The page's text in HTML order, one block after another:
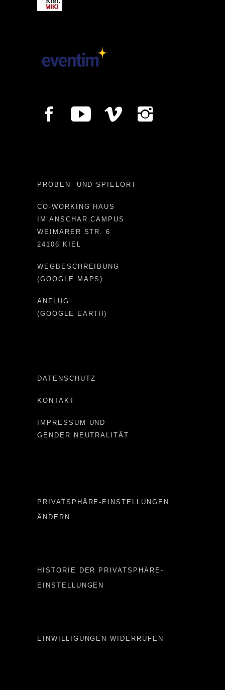
PROBEN- UND SPIELORT
CO-WORKING HAUS
IM ANSCHAR CAMPUS
WEIMARER STR. 6
24106 KIEL
WEGBESCHREIBUNG
(GOOGLE MAPS)
ANFLUG
(GOOGLE EARTH)
DATENSCHUTZ
KONTAKT
IMPRESSUM UND
GENDER NEUTRALITÄT
PRIVATSPHÄRE-EINSTELLUNGEN
ÄNDERN
HISTORIE DER PRIVATSPHÄRE-
EINSTELLUNGEN
EINWILLIGUNGEN WIDERRUFEN